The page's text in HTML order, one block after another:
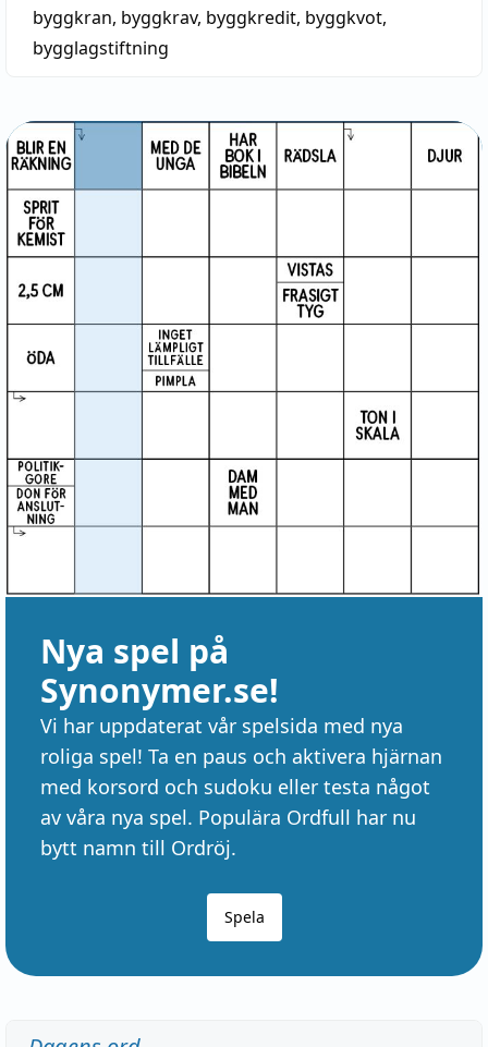
byggkran, byggkrav, byggkredit, byggkvot,
bygglagstiftning
Nya spel på
Synonymer.se!
Vi har uppdaterat vår spelsida med nya
roliga spel! Ta en paus och aktivera hjärnan
med korsord och sudoku eller testa något
av våra nya spel. Populära Ordfull har nu
bytt namn till Ordröj.
Spela